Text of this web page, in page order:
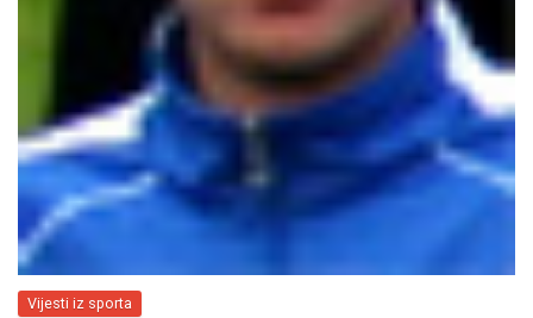
Vijesti iz sporta